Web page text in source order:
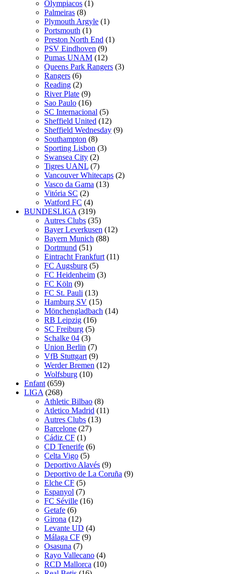
Olympiacos (1)
Palmeiras (8)
Plymouth Argyle (1)
Portsmouth (1)
Preston North End (1)
PSV Eindhoven (9)
Pumas UNAM (12)
Queens Park Rangers (3)
Rangers (6)
Reading (2)
River Plate (9)
Sao Paulo (16)
SC Internacional (5)
Sheffield United (12)
Sheffield Wednesday (9)
Southampton (8)
Sporting Lisbon (3)
Swansea City (2)
Tigres UANL (7)
Vancouver Whitecaps (2)
Vasco da Gama (13)
Vitória SC (2)
Watford FC (4)
BUNDESLIGA (319)
Autres Clubs (35)
Bayer Leverkusen (12)
Bayern Munich (88)
Dortmund (51)
Eintracht Frankfurt (11)
FC Augsburg (5)
FC Heidenheim (3)
FC Köln (9)
FC St. Pauli (13)
Hamburg SV (15)
Mönchengladbach (14)
RB Leipzig (16)
SC Freiburg (5)
Schalke 04 (3)
Union Berlin (7)
VfB Stuttgart (9)
Werder Bremen (12)
Wolfsburg (10)
Enfant (659)
LIGA (268)
Athletic Bilbao (8)
Atletico Madrid (11)
Autres Clubs (13)
Barcelone (27)
Cádiz CF (1)
CD Tenerife (6)
Celta Vigo (5)
Deportivo Alavés (9)
Deportivo de La Coruña (9)
Elche CF (5)
Espanyol (7)
FC Séville (16)
Getafe (6)
Girona (12)
Levante UD (4)
Málaga CF (9)
Osasuna (7)
Rayo Vallecano (4)
RCD Mallorca (10)